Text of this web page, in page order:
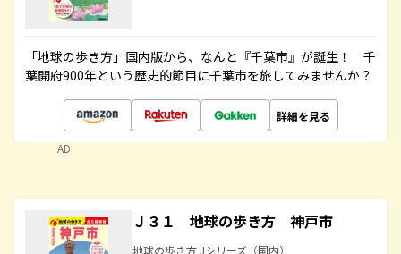
「地球の歩き方」国内版から、なんと『千葉市』が誕生！ 千
葉開府900年という歴史的節目に千葉市を旅してみませんか？
詳細を見る
AD
Ｊ３１ 地球の歩き方 神戸市
地球の歩き方 Jシリーズ（国内）